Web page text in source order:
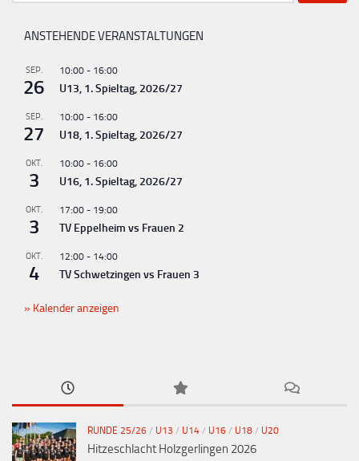
ANSTEHENDE VERANSTALTUNGEN
SEP.
26
10:00 - 16:00
U13, 1. Spieltag, 2026/27
SEP.
27
10:00 - 16:00
U18, 1. Spieltag, 2026/27
OKT.
3
10:00 - 16:00
U16, 1. Spieltag, 2026/27
OKT.
3
17:00 - 19:00
TV Eppelheim vs Frauen 2
OKT.
4
12:00 - 14:00
TV Schwetzingen vs Frauen 3
Kalender anzeigen
RUNDE 25/26 / U13 / U14 / U16 / U18 / U20
Hitzeschlacht Holzgerlingen 2026